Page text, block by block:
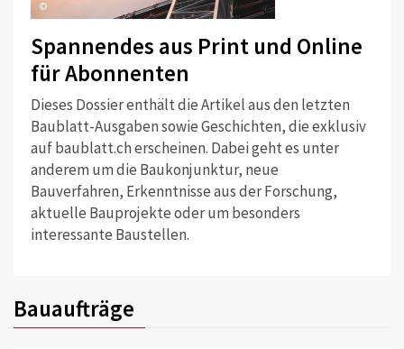
©
Spannendes aus Print und Online
für Abonnenten
Dieses Dossier enthält die Artikel aus den letzten
Baublatt-Ausgaben sowie Geschichten, die exklusiv
auf baublatt.ch erscheinen. Dabei geht es unter
anderem um die Baukonjunktur, neue
Bauverfahren, Erkenntnisse aus der Forschung,
aktuelle Bauprojekte oder um besonders
interessante Baustellen.
Bauaufträge